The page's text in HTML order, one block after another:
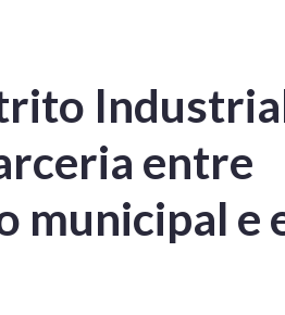
entre
municipal e